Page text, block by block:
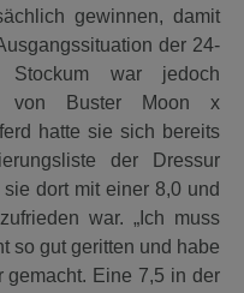
gewinnen, damit
der 24-
war jedoch
von Buster Moon x
hatte sie sich bereits
der Dressur
dort mit einer 8,0 und
war. „Ich muss
so gut geritten und habe
Eine 7,5 in der